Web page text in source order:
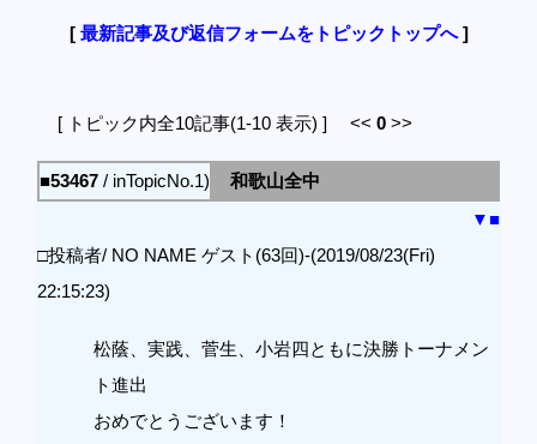
[ 最新記事及び返信フォームをトピックトップへ]
[ トピック内全10記事(1-10 表示) ] << 0 >>
■53467 / inTopicNo.1)
和歌山全中
▼■
□投稿者/ NO NAME ゲスト(63回)-(2019/08/23(Fri)
22:15:23)
松蔭、実践、菅生、小岩四ともに決勝トーナメン
ト進出
おめでとうございます！